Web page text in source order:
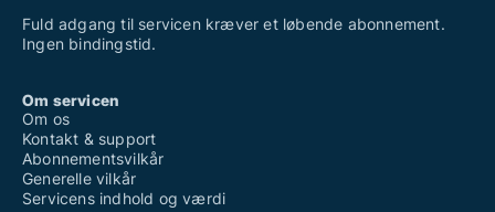
Fuld adgang til servicen kræver et løbende abonnement.
Ingen bindingstid.
Om servicen
Om os
Kontakt & support
Abonnementsvilkår
Generelle vilkår
Servicens indhold og værdi